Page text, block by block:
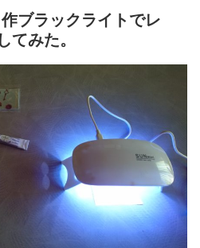
ブラックライトでレ
てみた。